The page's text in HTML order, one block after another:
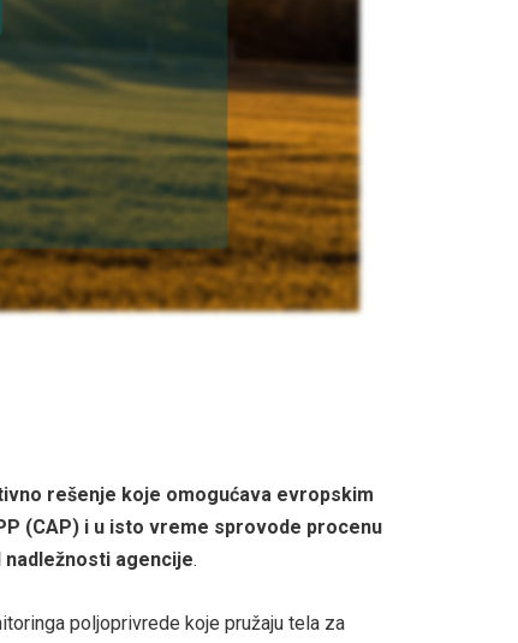
rešenje koje omogućava evropskim
(CAP) i u isto vreme sprovode procenu
agencije.
poljoprivrede koje pružaju tela za